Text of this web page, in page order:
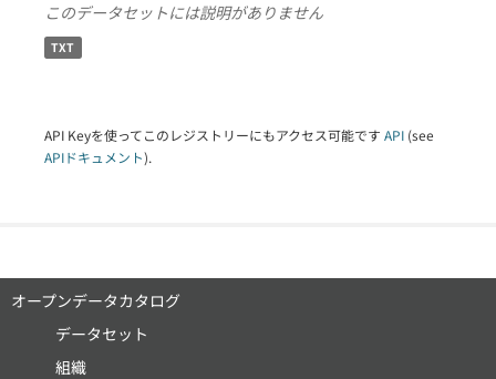
このデータセットには説明がありません
TXT
API Keyを使ってこのレジストリーにもアクセス可能です API (see
APIドキュメント).
オープンデータカタログ
データセット
組織